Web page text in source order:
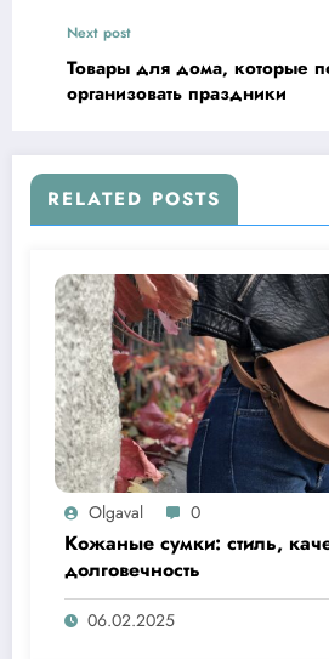
Next post
Товары для дома, которые
организовать праздники
RELATED POSTS
Olgaval 0
Кожаные сумки: стиль,
долговечность
06.02.2025